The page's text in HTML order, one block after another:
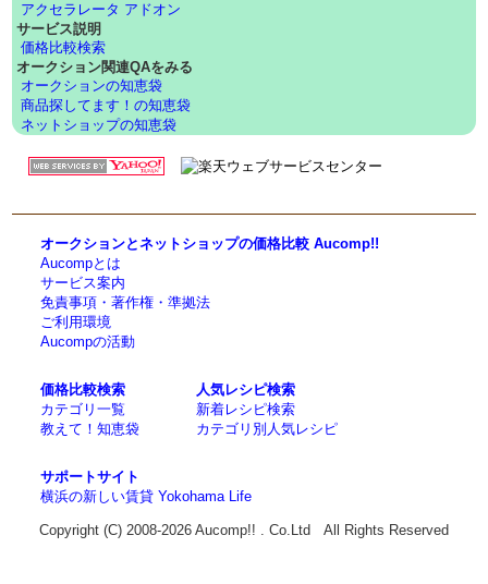
アクセラレータ アドオン
サービス説明
価格比較検索
オークション関連QAをみる
オークションの知恵袋
商品探してます！の知恵袋
ネットショップの知恵袋
オークションとネットショップの価格比較 Aucomp!!
Aucompとは
サービス案内
免責事項・著作権・準拠法
ご利用環境
Aucompの活動
価格比較検索
カテゴリ一覧
教えて！知恵袋
人気レシピ検索
新着レシピ検索
カテゴリ別人気レシピ
サポートサイト
横浜の新しい賃貸 Yokohama Life
Copyright (C) 2008-2026 Aucomp!! . Co.Ltd All Rights Reserved